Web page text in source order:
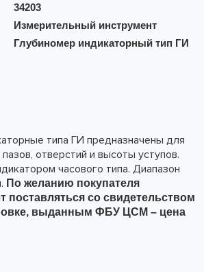
34203
Измерительный инструмент
Глубиномер индикаторный тип ГИ
типа ГИ предназначены для
отверстий и высоты уступов.
часового типа. Диапазон
По желанию покупателя
поставляться со свидетельством
выданным ФБУ ЦСМ – цена